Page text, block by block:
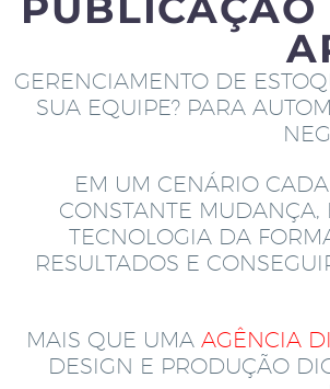
GERENCIAMENTO DE
SUA EQUIPE? PARA
EM UM CENÁRIO
CONSTANTE
TECNOLOGIA DA
RESULTADOS E
MAIS QUE UMA AGÊNCIA
DESIGN E PRODUÇÃO